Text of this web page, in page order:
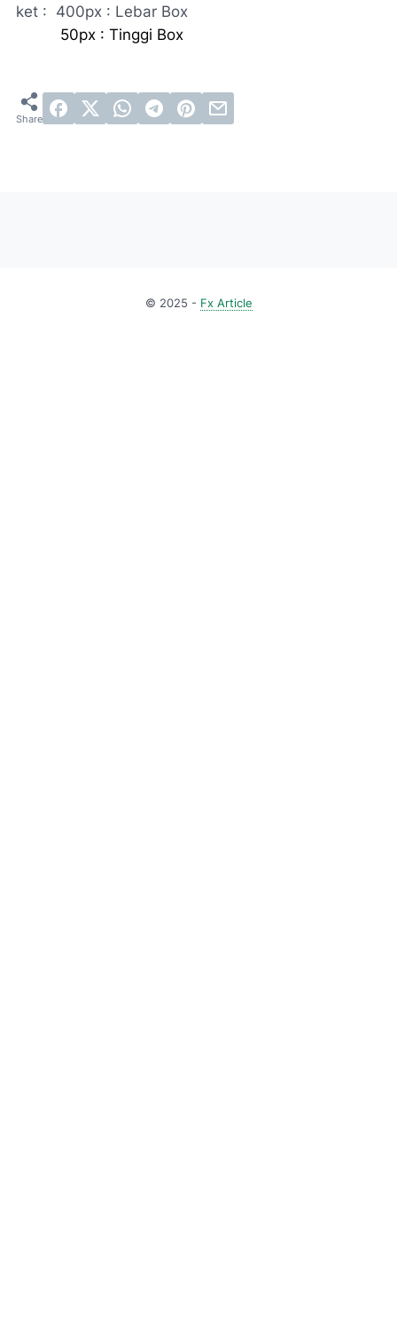
ket : 400px : Lebar Box
50px : Tinggi Box
© 2025 - Fx Article